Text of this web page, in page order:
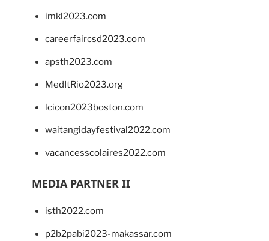
imkl2023.com
careerfaircsd2023.com
apsth2023.com
MedItRio2023.org
lcicon2023boston.com
waitangidayfestival2022.com
vacancesscolaires2022.com
MEDIA PARTNER II
isth2022.com
p2b2pabi2023-makassar.com